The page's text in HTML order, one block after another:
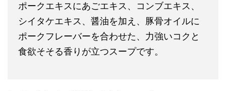
ポークエキスにあごエキス、コンブエキス、
シイタケエキス、醤油を加え、豚骨オイルに
ポークフレーバーを合わせた、力強いコクと
食欲そそる香りが立つスープです。